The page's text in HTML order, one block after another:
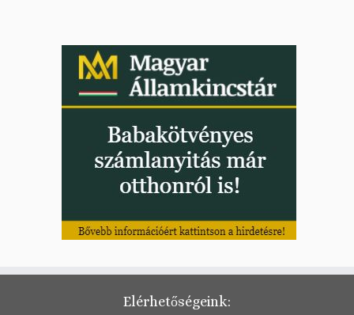
Elérhetőségeink: